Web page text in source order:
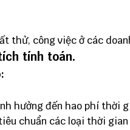
thử, công việc ở các
tính toán.
hưởng đến hao phí thời
chuẩn các loại thời gian